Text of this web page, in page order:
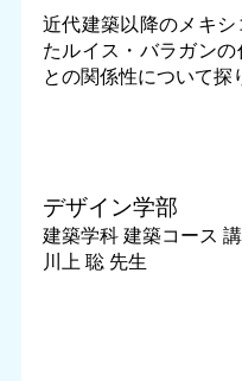
近代建築以降のメキシ
たルイス・バラガン
との関係性について探
デザイン学部
建築学科 建築コース
川上 聡 先生